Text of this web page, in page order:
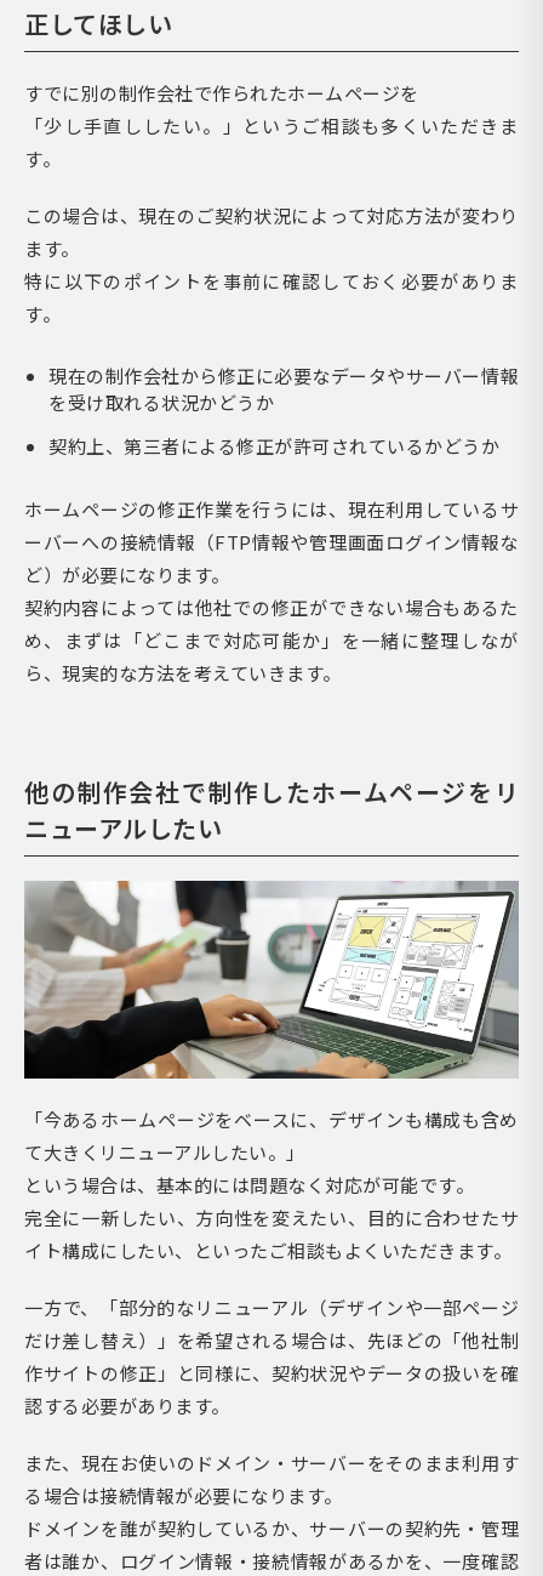
正してほしい
すでに別の制作会社で作られたホームページを
「少し手直ししたい。」というご相談も多くいただきま
す。
この場合は、現在のご契約状況によって対応方法が変わり
ます。
特に以下のポイントを事前に確認しておく必要がありま
す。
現在の制作会社から修正に必要なデータやサーバー情報
を受け取れる状況かどうか
契約上、第三者による修正が許可されているかどうか
ホームページの修正作業を行うには、現在利用しているサ
ーバーへの接続情報（FTP情報や管理画面ログイン情報な
ど）が必要になります。
契約内容によっては他社での修正ができない場合もあるた
め、まずは「どこまで対応可能か」を一緒に整理しなが
ら、現実的な方法を考えていきます。
他の制作会社で制作したホームページをリ
ニューアルしたい
「今あるホームページをベースに、デザインも構成も含め
て大きくリニューアルしたい。」
という場合は、基本的には問題なく対応が可能です。
完全に一新したい、方向性を変えたい、目的に合わせたサ
イト構成にしたい、といったご相談もよくいただきます。
一方で、「部分的なリニューアル（デザインや一部ページ
だけ差し替え）」を希望される場合は、先ほどの「他社制
作サイトの修正」と同様に、契約状況やデータの扱いを確
認する必要があります。
また、現在お使いのドメイン・サーバーをそのまま利用す
る場合は接続情報が必要になります。
ドメインを誰が契約しているか、サーバーの契約先・管理
者は誰か、ログイン情報・接続情報があるかを、一度確認